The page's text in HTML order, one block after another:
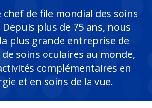
chef de file mondial des soins
plus de 75 ans, nous
plus grande entreprise de
soins oculaires au monde,
complémentaires en
et en soins de la vue.